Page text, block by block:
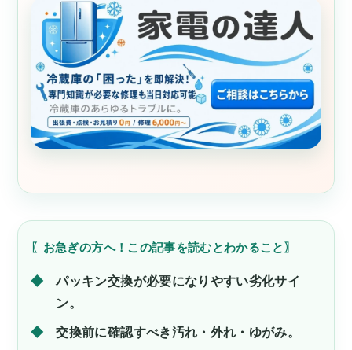
〖お急ぎの方へ！この記事を読むとわかること〗
パッキン交換が必要になりやすい劣化サイ
ン。
交換前に確認すべき汚れ・外れ・ゆがみ。